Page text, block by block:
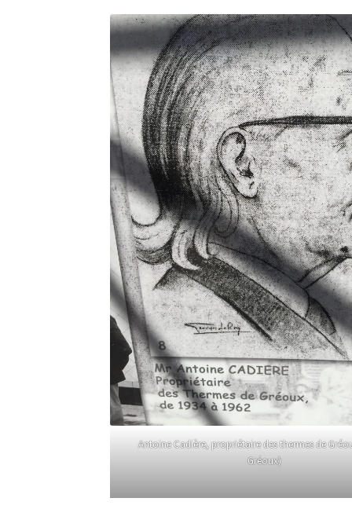
Antoine Cadière, propriétaire des thermes de
Gréoux)